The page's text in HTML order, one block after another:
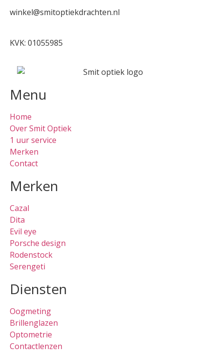
winkel@smitoptiekdrachten.nl
KVK: 01055985
Menu
Home
Over Smit Optiek
1 uur service
Merken
Contact
Merken
Cazal
Dita
Evil eye
Porsche design
Rodenstock
Serengeti
Diensten
Oogmeting
Brillenglazen
Optometrie
Contactlenzen